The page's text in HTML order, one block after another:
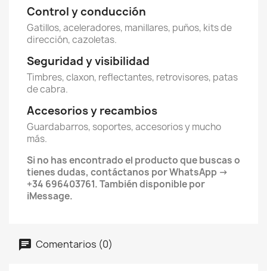
Control y conducción
Gatillos, aceleradores, manillares, puños, kits de
dirección, cazoletas.
Seguridad y visibilidad
Timbres, claxon, reflectantes, retrovisores, patas
de cabra.
Accesorios y recambios
Guardabarros, soportes, accesorios y mucho
más.
Si no has encontrado el producto que buscas o
tienes dudas, contáctanos por WhatsApp →
+34 696403761. También disponible por
iMessage.
Comentarios (0)